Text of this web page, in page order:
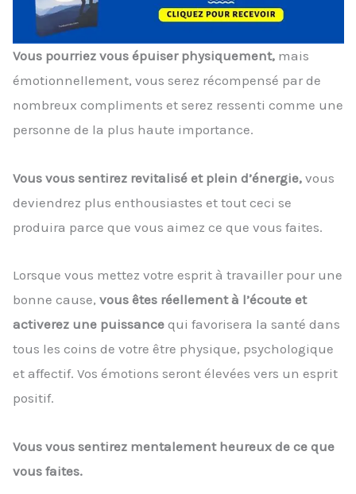
Vous pourriez vous épuiser physiquement, mais
émotionnellement, vous serez récompensé par de
nombreux compliments et serez ressenti comme une
personne de la plus haute importance.
Vous vous sentirez revitalisé et plein d’énergie, vous
deviendrez plus enthousiastes et tout ceci se
produira parce que vous aimez ce que vous faites.
Lorsque vous mettez votre esprit à travailler pour une
bonne cause, vous êtes réellement à l’écoute et
activerez une puissance qui favorisera la santé dans
tous les coins de votre être physique, psychologique
et affectif. Vos émotions seront élevées vers un esprit
positif.
Vous vous sentirez mentalement heureux de ce que
vous faites.